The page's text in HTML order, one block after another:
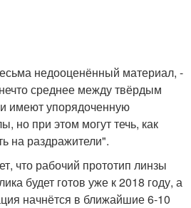
недооценённый материал, -
среднее между твёрдым
имеют упорядоченную
но при этом могут течь, как
на раздражители".
что рабочий прототип линзы
будет готов уже к 2018 году, а
начнётся в ближайшие 6-10